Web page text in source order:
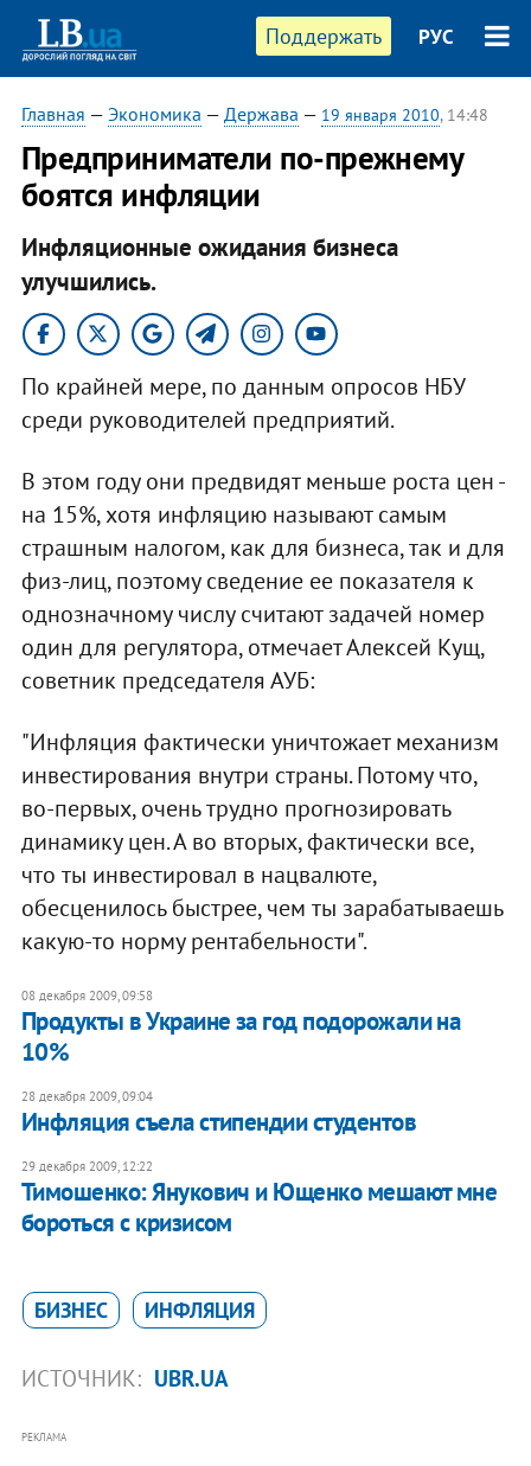
Поддержать РУС
Главная — Экономика — Держава — 19 января 2010, 14:48
Предприниматели по-прежнему
боятся инфляции
Инфляционные ожидания бизнеса
улучшились.
По крайней мере, по данным опросов НБУ
среди руководителей предприятий.
В этом году они предвидят меньше роста цен -
на 15%, хотя инфляцию называют самым
страшным налогом, как для бизнеса, так и для
физ-лиц, поэтому сведение ее показателя к
однозначному числу считают задачей номер
один для регулятора, отмечает Алексей Кущ,
советник председателя АУБ:
"Инфляция фактически уничтожает механизм
инвестирования внутри страны. Потому что,
во-первых, очень трудно прогнозировать
динамику цен. А во вторых, фактически все,
что ты инвестировал в нацвалюте,
обесценилось быстрее, чем ты зарабатываешь
какую-то норму рентабельности".
08 декабря 2009, 09:58
Продукты в Украине за год подорожали на
10%
28 декабря 2009, 09:04
Инфляция съела стипендии студентов
29 декабря 2009, 12:22
Тимошенко: Янукович и Ющенко мешают мне
бороться с кризисом
БИЗНЕС ИНФЛЯЦИЯ
ИСТОЧНИК: UBR.UA
РЕКЛАМА